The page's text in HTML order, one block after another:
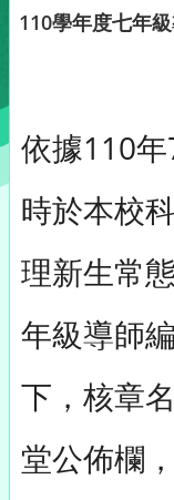
110學年度七年
依據110
時於本校
理新生常
年級導師
下，核章
堂公佈欄